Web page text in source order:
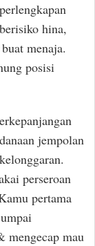
hina,
menaja.
posisi
jempolan
perseroan
pertama
mengecap mau